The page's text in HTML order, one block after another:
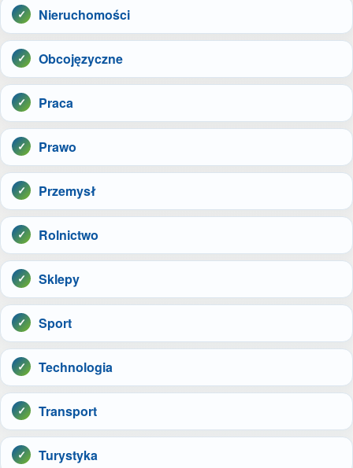
Nieruchomości
Obcojęzyczne
Praca
Prawo
Przemysł
Rolnictwo
Sklepy
Sport
Technologia
Transport
Turystyka